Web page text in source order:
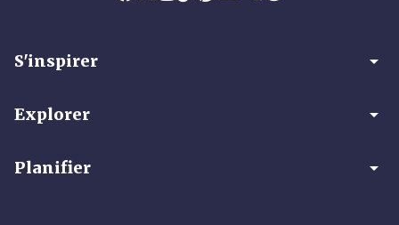
S'inspirer arrow_drop_down
Explorer arrow_drop_down
Planifier arrow_drop_down